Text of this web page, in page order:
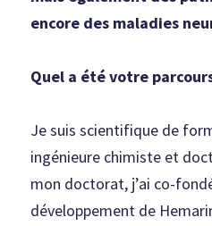
encore des maladies
Quel a été votre
Je suis scientifique de
ingénieure chimiste et
mon doctorat, j’ai co-
développement de